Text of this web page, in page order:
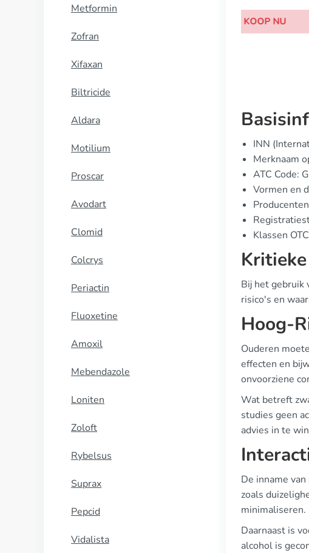
Metformin
Zofran
Xifaxan
Biltricide
Aldara
Motilium
Proscar
Avodart
Clomid
Colcrys
Periactin
Fluoxetine
Amoxil
Mebendazole
Loniten
Zoloft
Rybelsus
Suprax
Pepcid
Vidalista
INN
Merknaam
ATC Code:
Vormen en
Klassen
Bij het gebruik
risico's en
Hoog-
Ouderen
effecten en
onvoorziene
Wat betreft
studies geen
advies in te
De inname
zoals
minimaliseren.
Daarnaast is
alcohol is